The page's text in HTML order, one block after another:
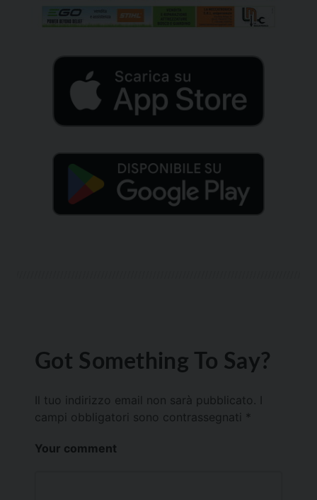
Got Something To Say?
Il tuo indirizzo email non sarà pubblicato.
campi obbligatori sono contrassegnati *
Your comment